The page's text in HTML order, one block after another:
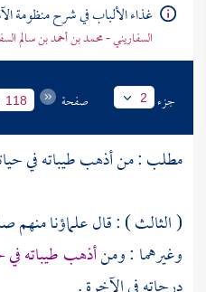
غذاء الألباب في شرح منظومة
السفاريني - محمد بن أحمد بن سالم
جزء 2 صفحة 118
مطلب : من أذهب طيباته في
( الثالث ) : قال علماؤنا منهم
وغيرهما : ومنأذهب طيباته في